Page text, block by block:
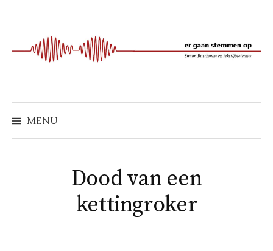
springen
MENU
Dood van een
kettingroker